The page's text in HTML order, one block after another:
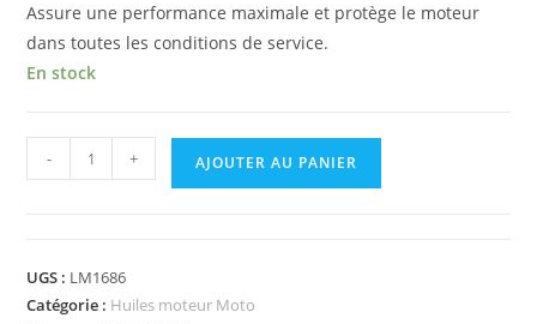
Assure une performance maximale et protège le moteur
dans toutes les conditions de service.
En stock
- + AJOUTER AU PANIER
UGS : LM1686
Catégorie : Huiles moteur Moto